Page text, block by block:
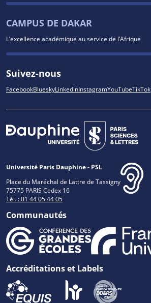
CAMPUS DE DAKAR
L’excellence académique au service de l’Afrique
Suivez-nous
FacebookBlueskyLinkedinInstagramYouTubeTikTok
Université Paris Dauphine - PSL
Place du Maréchal de Lattre de Tassigny
75775 PARIS Cedex 16
Tél. : 01 44 05 44 05
Communautés
Accréditations et Labels